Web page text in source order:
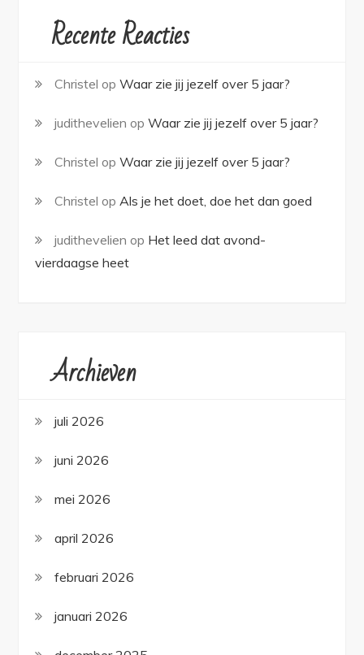
Recente Reacties
Christel opWaar zie jij jezelf over 5 jaar?
judithevelien opWaar zie jij jezelf over 5 jaar?
Christel opWaar zie jij jezelf over 5 jaar?
Christel opAls je het doet, doe het dan goed
judithevelien op Het leed dat avond-
vierdaagse heet
Archieven
juli 2026
juni 2026
mei 2026
april 2026
februari 2026
januari 2026